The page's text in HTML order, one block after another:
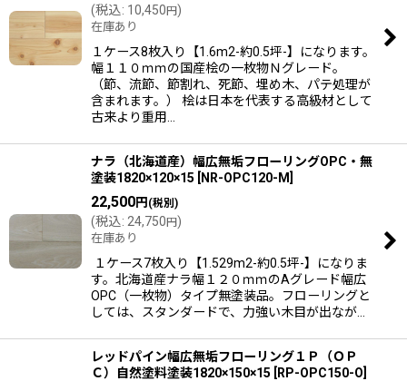
(税込: 10,450 円 )
在庫あり
１ケース8枚入り【1.6m2-約0.5坪-】になります。
幅１１０ｍｍの国産桧の一枚物Ｎグレード。
（節、流節、節割れ、死節、埋め木、パテ処理が
含まれます。） 桧は日本を代表する高級材として
古来より重用…
ナラ（北海道産）幅広無垢フローリングOPC・無
塗装1820×120×15
NR-OPC120-M
22,500円 (税別)
(税込: 24,750 円 )
在庫あり
１ケース7枚入り【1.529m2-約0.5坪-】になりま
す。北海道産ナラ幅１２０ｍｍのAグレード幅広
OPC（一枚物）タイプ無塗装品。フローリングと
しては、スタンダードで、力強い木目が出なが…
レッドパイン幅広無垢フローリング１Ｐ（ＯＰ
Ｃ）自然塗料塗装1820×150×15
RP-OPC150-O